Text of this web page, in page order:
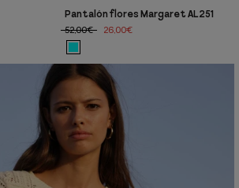
Pantalón flores Margaret AL251
52,00€
26,00€